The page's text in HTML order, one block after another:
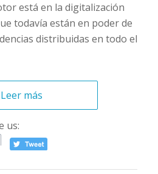
está en la digitalización
todavía están en poder de
distribuidas en todo el
Leer más
us: